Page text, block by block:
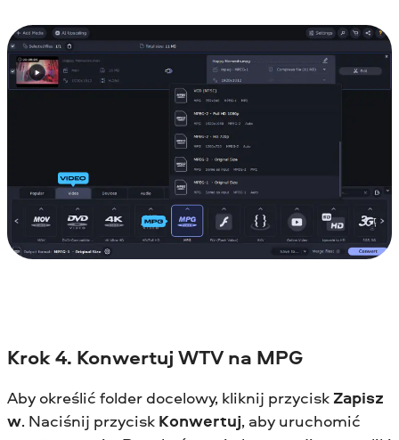
Krok 4. Konwertuj WTV na MPG
Aby określić folder docelowy, kliknij przycisk Zapisz
w. Naciśnij przycisk Konwertuj, aby uruchomić